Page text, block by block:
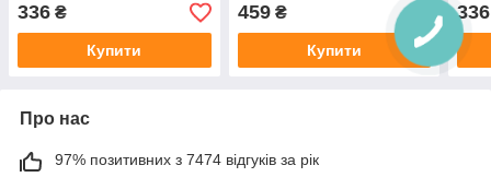
336 ₴
Купити
459₴
Купити
336
Про нас
97% позитивних з 7474 відгуків за рік